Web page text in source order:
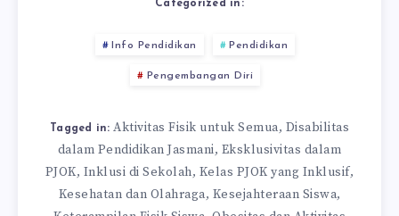
Categorized in:
Info Pendidikan Pendidikan
Pengembangan Diri
Tagged in: Aktivitas Fisik untuk Semua, Disabilitas
dalam Pendidikan Jasmani, Eksklusivitas dalam
PJOK, Inklusi di Sekolah, Kelas PJOK yang Inklusif,
Kesehatan dan Olahraga, Kesejahteraan Siswa,